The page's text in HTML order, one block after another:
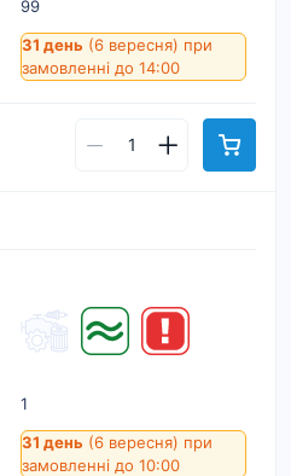
99
31 день (6 вересня) при
замовленні до 14:00
1
31 день (6 вересня) при
замовленні до 10:00